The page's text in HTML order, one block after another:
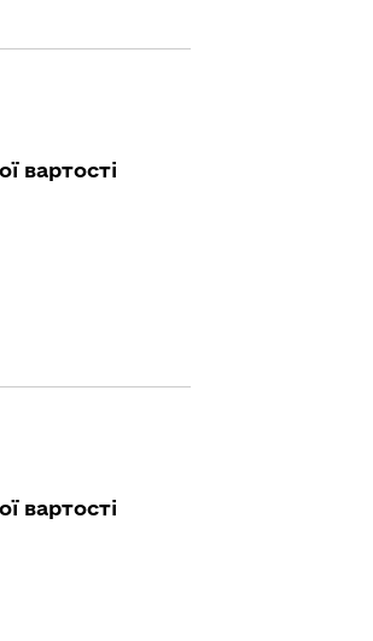
вартості
вартості